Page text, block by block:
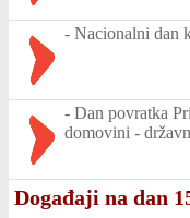
- Nacionalni dan
- Dan povratka
domovini -
Događaji na dan